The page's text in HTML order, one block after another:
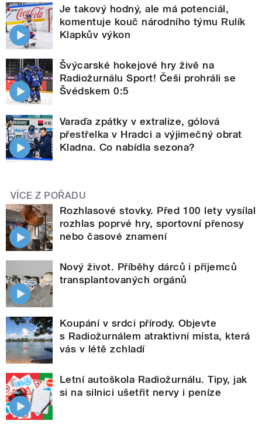
Je takový hodný, ale má potenciál,
komentuje kouč národního týmu Rulík
Klapkův výkon
Švýcarské hokejové hry živě na
Radiožurnálu Sport! Češi prohráli se
Švédskem 0:5
Varaďa zpátky v extralize, gólová
přestřelka v Hradci a výjimečný obrat
Kladna. Co nabídla sezona?
VÍCE Z POŘADU
Rozhlasové stovky. Před 100 lety vysílal
rozhlas poprvé hry, sportovní přenosy
nebo časové znamení
Nový život. Příběhy dárců i příjemců
transplantovaných orgánů
Koupání v srdci přírody. Objevte
s Radiožurnálem atraktivní místa, která
vás v létě zchladí
Letní autoškola Radiožurnálu. Tipy, jak
si na silnici ušetřit nervy i peníze